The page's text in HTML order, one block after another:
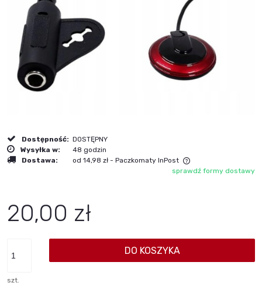
Dostępność: DOSTĘPNY
Wysyłka w:
48 godzin
Dostawa:
od 14,98 zł - Paczkomaty InPost
Cena nie zawiera ewentualnych kosztów płatnościsprawdź formy dostawy
20,00 zł
szt.
DO KOSZYKA